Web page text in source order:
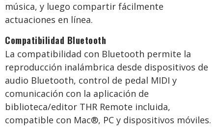
música, y luego compartir fácilmente
actuaciones en línea.
Compatibilidad Bluetooth
La compatibilidad con Bluetooth permite la
reproducción inalámbrica desde dispositivos de
audio Bluetooth, control de pedal MIDI y
comunicación con la aplicación de
biblioteca/editor THR Remote incluida,
compatible con Mac®, PC y dispositivos móviles.